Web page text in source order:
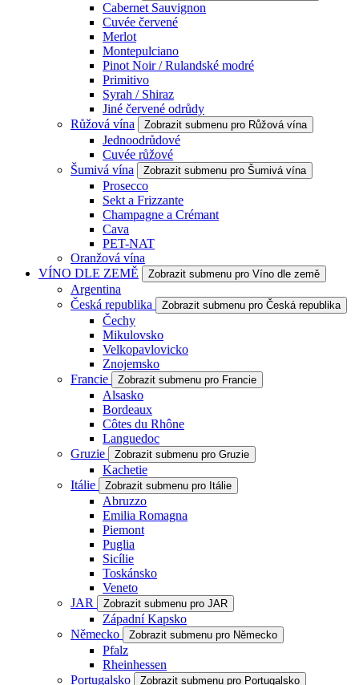
Cabernet Sauvignon
Cuvée červené
Merlot
Montepulciano
Pinot Noir / Rulandské modré
Primitivo
Syrah / Shiraz
Jiné červené odrůdy
Růžová vína
Zobrazit submenu pro Růžová vína
Jednoodrůdové
Cuvée růžové
Šumivá vína
Zobrazit submenu pro Šumivá vína
Prosecco
Sekt a Frizzante
Champagne a Crémant
Cava
PET-NAT
Oranžová vína
VÍNO DLE ZEMĚ
Zobrazit submenu pro Víno dle země
Argentina
Česká republika
Zobrazit submenu pro Česká republika
Čechy
Mikulovsko
Velkopavlovicko
Znojemsko
Francie
Zobrazit submenu pro Francie
Alsasko
Bordeaux
Côtes du Rhône
Languedoc
Gruzie
Zobrazit submenu pro Gruzie
Kachetie
Itálie
Zobrazit submenu pro Itálie
Abruzzo
Emilia Romagna
Piemont
Puglia
Sicílie
Toskánsko
Veneto
JAR
Zobrazit submenu pro JAR
Západní Kapsko
Německo
Zobrazit submenu pro Německo
Pfalz
Rheinhessen
Portugalsko
Zobrazit submenu pro Portugalsko